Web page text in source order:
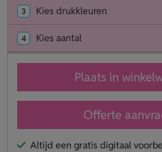
3 Kies drukkleuren
4 Kies aantal
Plaats in
Offerte
Altijd een gratis digitaal